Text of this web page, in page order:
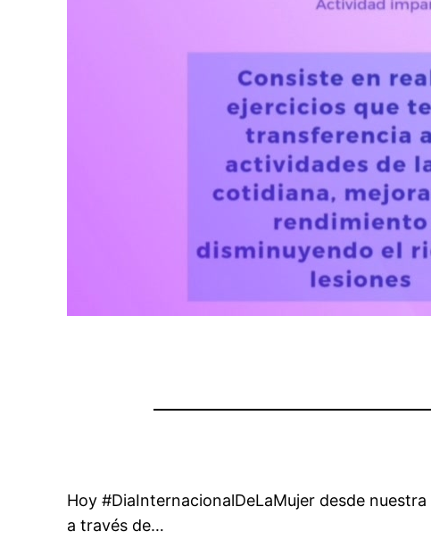
Hoy #DiaInternacionalDeLaMujer desde
a través de…